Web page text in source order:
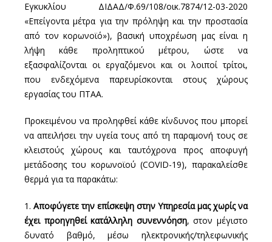
Εγκυκλίου ΔΙΔΑΔ/Φ.69/108/οικ.‪7874/12-03-2020
«Επείγοντα μέτρα για την πρόληψη και την προστασία
από τον κορωνοϊό»), βασική υποχρέωση μας είναι η
λήψη κάθε προληπτικού μέτρου, ώστε να
εξασφαλίζονται οι εργαζόμενοι και οι λοιποί τρίτοι,
που ενδεχόμενα παρευρίσκονται στους χώρους
εργασίας του ΠΤΑΑ.
Προκειμένου να προληφθεί κάθε κίνδυνος που μπορεί
να απειλήσει την υγεία τους από τη παραμονή τους σε
κλειστούς χώρους και ταυτόχρονα προς αποφυγή
μετάδοσης του κορωνοϊού (COVID-19), παρακαλείσθε
θερμά για τα παρακάτω:
1. Αποφύγετε την επίσκεψη στην Υπηρεσία μας χωρίς να
έχει προηγηθεί κατάλληλη συνεννόηση, στον μέγιστο
δυνατό βαθμό, μέσω ηλεκτρονικής/τηλεφωνικής